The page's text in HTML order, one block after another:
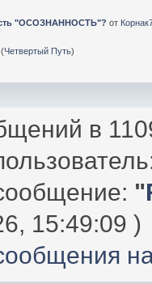
"ОСОЗНАННОСТЬ"? от
Четвертый Путь)
в
"
15:49:09 )